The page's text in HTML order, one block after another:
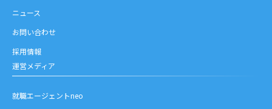
ニュース
お問い合わせ
採用情報
運営メディア
就職エージェントneo